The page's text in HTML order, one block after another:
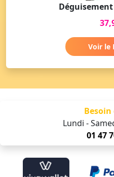
Voir le
Besoin
Lundi -
01 47